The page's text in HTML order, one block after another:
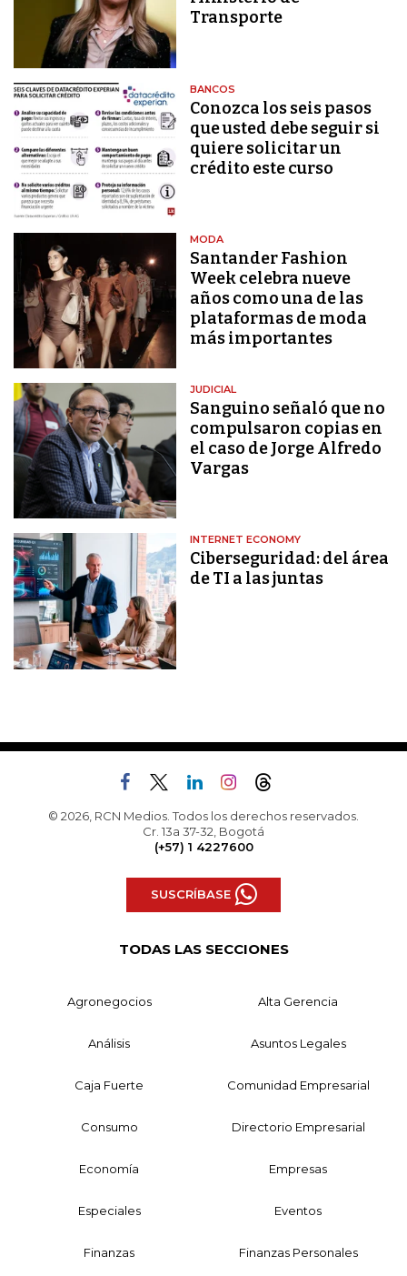
Transporte
BANCOS
Conozca los seis pasos
que usted debe seguir si
quiere solicitar un
crédito este curso
MODA
Santander Fashion
Week celebra nueve
años como una de las
plataformas de moda
más importantes
JUDICIAL
Sanguino señaló que no
compulsaron copias en
el caso de Jorge Alfredo
Vargas
INTERNET ECONOMY
Ciberseguridad: del área
de TI a las juntas
© 2026, RCN Medios. Todos los derechos reservados.
Cr. 13a 37-32, Bogotá
(+57) 1 4227600
SUSCRÍBASE
TODAS LAS SECCIONES
Agronegocios Alta Gerencia
Análisis Asuntos Legales
Caja Fuerte Comunidad Empresarial
Consumo Directorio Empresarial
Economía Empresas
Especiales Eventos
Finanzas Finanzas Personales